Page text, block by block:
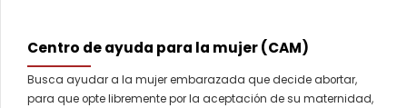
Centro de ayuda para la mujer (CAM)
Busca ayudar a la mujer embarazada que decide abortar,
para que opte libremente por la aceptación de su maternidad,